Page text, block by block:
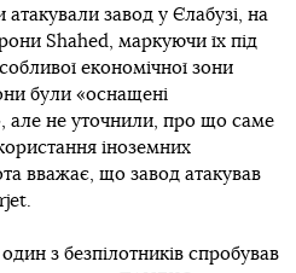
завод у Єлабузі, на
Shahed, маркуючи їх під
економічної зони
були «оснащені
але не уточнили, про що саме
іноземних
вважає, що завод атакував
з безпілотників спробував